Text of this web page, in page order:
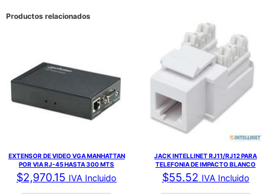
Productos relacionados
EXTENSOR DE VIDEO VGA MANHATTAN
POR VIA RJ-45 HASTA 300 MTS
$2,970.15 IVA Incluido
JACK INTELLINET RJ11/RJ12 PARA
TELEFONIA DE IMPACTO BLANCO
$55.52 IVA Incluido